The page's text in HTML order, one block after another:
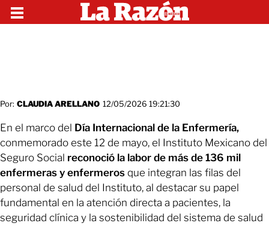
Por: CLAUDIA ARELLANO 12/05/2026 19:21:30
En el marco del Día Internacional de la Enfermería,
conmemorado este 12 de mayo, el Instituto Mexicano del
Seguro Social reconoció la labor de más de 136 mil
enfermeras y enfermeros que integran las filas del
personal de salud del Instituto, al destacar su papel
fundamental en la atención directa a pacientes, la
seguridad clínica y la sostenibilidad del sistema de salud